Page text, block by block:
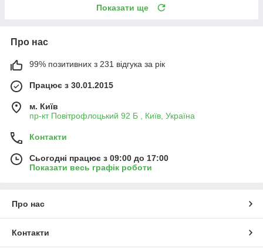
Показати ще
Про нас
99% позитивних з 231 відгука за рік
Працює з 30.01.2015
м. Київ
пр-кт Повітрофлоцький 92 Б , Київ, Україна
Контакти
Сьогодні працює з 09:00 до 17:00
Показати весь графік роботи
Про нас
Контакти